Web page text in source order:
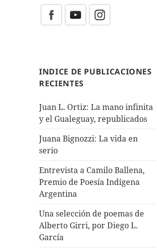
INDICE DE PUBLICACIONES
RECIENTES
Juan L. Ortiz: La mano infinita
y el Gualeguay, republicados
Juana Bignozzi: La vida en
serio
Entrevista a Camilo Ballena,
Premio de Poesía Indígena
Argentina
Una selección de poemas de
Alberto Girri, por Diego L.
García